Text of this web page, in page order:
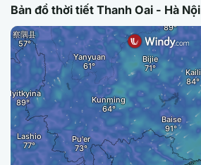
Bản đồ thời tiết Thanh Oai - Hà Nội